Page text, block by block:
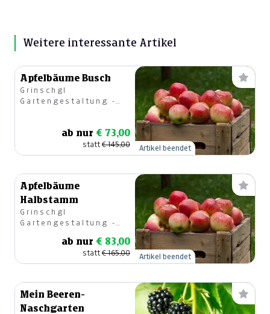
Weitere interessante Artikel
Apfelbäume Busch
Grinschgl
Gartengestaltung -
ab nur € 73,00
statt€ 145,00 Artikel beendet
Apfelbäume
Halbstamm
Grinschgl
Gartengestaltung -
ab nur € 83,00
statt€ 165,00 Artikel beendet
Mein Beeren-
Naschgarten